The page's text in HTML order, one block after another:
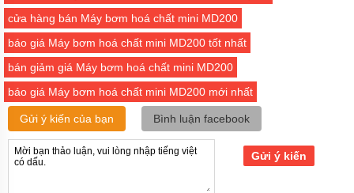
Bơm
bánh
răng
dùng
bạc
bơm
bánh
răng
xách
cửa hàng bán Máy bơm hoá chất mini MD200
báo giá Máy bơm hoá chất mini MD200 tốt nhất
bán giảm giá Máy bơm hoá chất mini MD200
báo giá Máy bơm hoá chất mini MD200 mới nhất
Gửi ý kiến của bạn Bình luận facebook
Gửi ý kiến